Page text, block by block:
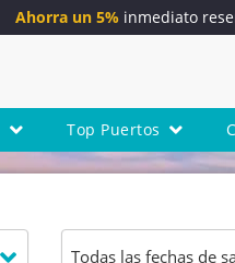
Ahorra un 5%inmediato
Top Puertos